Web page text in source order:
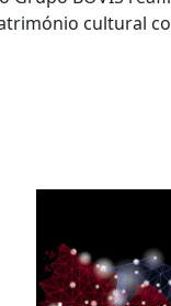
cultural